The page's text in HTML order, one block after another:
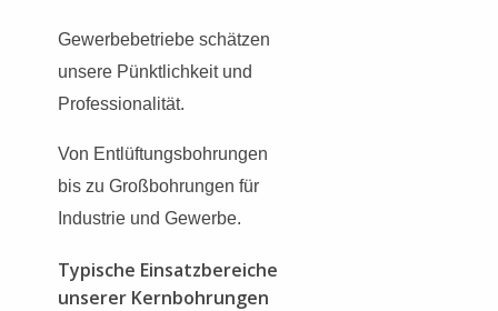
Gewerbebetriebe schätzen
unsere Pünktlichkeit und
Professionalität.
Von Entlüftungsbohrungen
bis zu Großbohrungen für
Industrie und Gewerbe.
Typische Einsatzbereiche
unserer Kernbohrungen